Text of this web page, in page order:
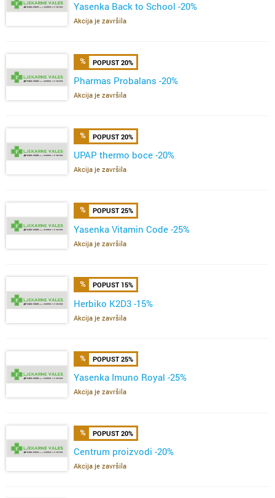
Yasenka Back to School -20%
Akcija je završila
POPUST 20%
Pharmas Probalans -20%
Akcija je završila
POPUST 20%
UPAP thermo boce -20%
Akcija je završila
POPUST 25%
Yasenka Vitamin Code -25%
Akcija je završila
POPUST 15%
Herbiko K2D3 -15%
Akcija je završila
POPUST 25%
Yasenka Imuno Royal -25%
Akcija je završila
POPUST 20%
Centrum proizvodi -20%
Akcija je završila